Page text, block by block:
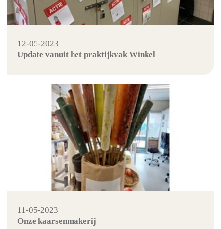
12-05-2023
Update vanuit het praktijkvak Winkel
11-05-2023
Onze kaarsenmakerij